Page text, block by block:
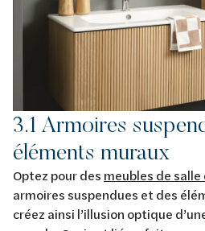
3.1 Armoires
éléments muraux
Optez pour des meubles de salle
armoires suspendues et des
créez ainsi l’illusion optique